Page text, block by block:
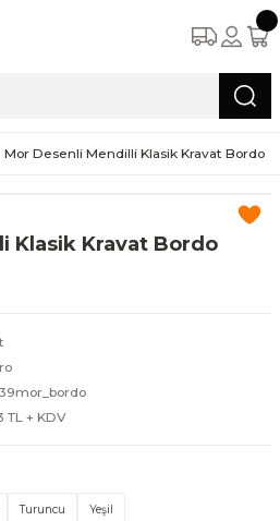
Mor Desenli Mendilli Klasik Kravat Bordo
Klasik Kravat Bordo
TL + KDV
Turuncu Yeşil